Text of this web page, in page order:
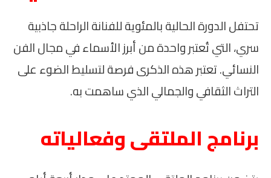
تحتفل الدورة الحالية بالمئوية للفنانة الراحلة جاذبية
سري، التي تُعتبر واحدة من أبرز الأسماء في مجال الفن
النسائي. تعتبر هذه الذكرى فرصة لتسليط الضوء على
التراث الثقافي والجمالي الذي ساهمت به.
برنامج الملتقى وفعالياته